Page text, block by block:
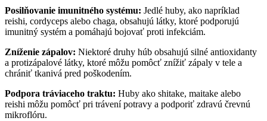
Posilňovanie imunitného systému: Jedlé huby, ako napríklad
reishi, cordyceps alebo chaga, obsahujú látky, ktoré podporujú
imunitný systém a pomáhajú bojovať proti infekciám.
Zníženie zápalov: Niektoré druhy húb obsahujú silné antioxidanty
a protizápalové látky, ktoré môžu pomôcť znížiť zápaly v tele a
chrániť tkanivá pred poškodením.
Podpora tráviaceho traktu: Huby ako shitake, maitake alebo
reishi môžu pomôcť pri trávení potravy a podporiť zdravú črevnú
mikroflóru.